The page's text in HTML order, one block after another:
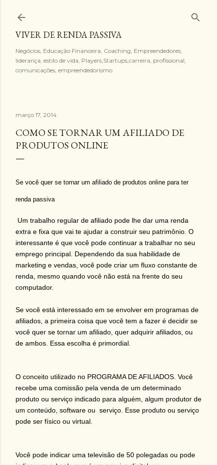
VIVER DE RENDA PASSIVA
Negócios, Educação Financeira, Coaching, Empreendedores,
liderança, estilo de vida, Players,Startups,carreira, profissional,
comunicações, empreendedorismo
março 17, 2014
COMO SE TORNAR UM AFILIADO DE
PRODUTOS ONLINE
Se você quer se tornar um afiliado de produtos online para ter
renda passiva
Um trabalho regular de afiliado pode lhe dar uma renda
extra e fixa que vai te ajudar a construir seu patrimônio. O
interessante é que você pode continuar a trabalhar no seu
emprego principal. Dependendo da sua habilidade de
marketing e vendas, você pode criar um fluxo constante de
renda, mesmo quando você não está na frente do seu
computador.
Se você está interessado em se envolver em programas de
afiliados, a primeira coisa que você tem a fazer é decidir se
você quer se tornar um afiliado, quer adquirir afiliados, ou
de ambos. Essa escolha é primordial.
O conceito utilizado no PROGRAMA DE AFILIADOS. Você
recebe uma comissão pela venda de um determinado
produto ou serviço indicado para alguém, algum produtor de
um conteúdo, software ou serviço. Esse produto ou serviço
pode ser físico ou virtual.
Você pode indicar uma televisão de 50 polegadas ou pode